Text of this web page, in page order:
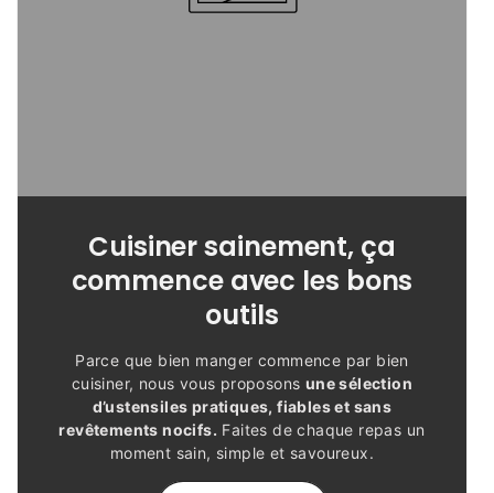
Cuisiner sainement, ça
commence avec les bons
outils
Parce que bien manger commence par bien
cuisiner, nous vous proposons une sélection
d’ustensiles pratiques, fiables et sans
revêtements nocifs. Faites de chaque repas un
moment sain, simple et savoureux.